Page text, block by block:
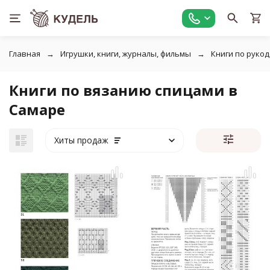
Главная Игрушки, книги, журналы, фильмы Книги по
Книги по вязанию спицами в
Самаре
Хиты продаж